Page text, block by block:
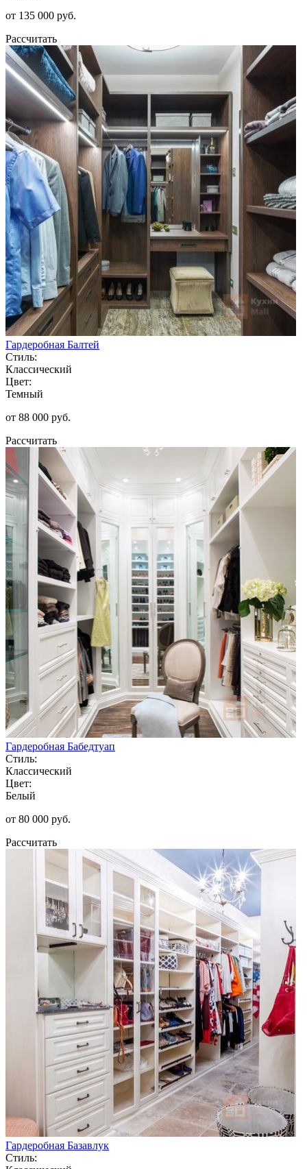
от 135 000 руб.
Рассчитать
Гардеробная Балтей
Стиль:
Классический
Цвет:
Темный
от 88 000 руб.
Рассчитать
Гардеробная Бабедтуап
Стиль:
Классический
Цвет:
Белый
от 80 000 руб.
Рассчитать
Гардеробная Базавлук
Стиль: